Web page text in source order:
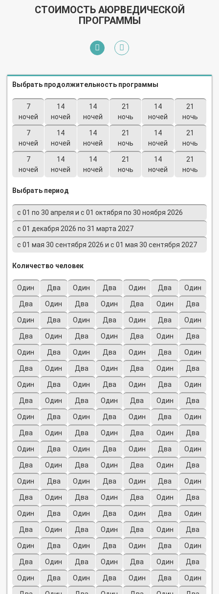
СТОИМОСТЬ АЮРВЕДИЧЕСКОЙ
ПРОГРАММЫ
Выбрать продолжительность программы
7
ночей
14
ночей
14
ночей
21
ночь
14
ночей
21
ночь
7
ночей
14
ночей
14
ночей
21
ночь
14
ночей
21
ночь
7
ночей
14
ночей
14
ночей
21
ночь
14
ночей
21
ночь
Выбрать период
с 01 по 30 апреля и с 01 октября по 30 ноября 2026
c 01 декабря 2026 по 31 марта 2027
с 01 мая 30 сентября 2026 и с 01 мая 30 сентября 2027
Количество человек
Один Два Один Два Один Два Один
Два Один Два Один Два Один Два
Один Два Один Два Один Два Один
Два Один Два Один Два Один Два
Один Два Один Два Один Два Один
Два Один Два Один Два Один Два
Один Два Один Два Один Два Один
Два Один Два Один Два Один Два
Один Два Один Два Один Два Один
Два Один Два Один Два Один Два
Один Два Один Два Один Два Один
Два Один Два Один Два Один Два
Один Два Один Два Один Два Один
Два Один Два Один Два Один Два
Один Два Один Два Один Два Один
Два Один Два Один Два Один Два
Один Два Один Два Один Два Один
Два Один Два Один Два Один Два
Один Два Один Два Один Два Один